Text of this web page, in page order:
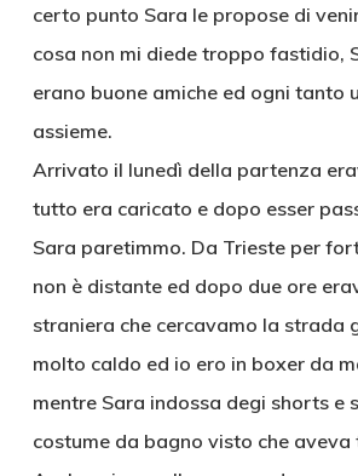
certo punto Sara le propose di
cosa non mi diede troppo fastidio,
erano buone amiche ed ogni tanto
assieme.
Arrivato il lunedì della partenza
tutto era caricato e dopo esser
Sara paretimmo. Da Trieste per
non è distante ed dopo due ore
straniera che cercavamo la strada
molto caldo ed io ero in boxer da
mentre Sara indossa degi shorts e
costume da bagno visto che